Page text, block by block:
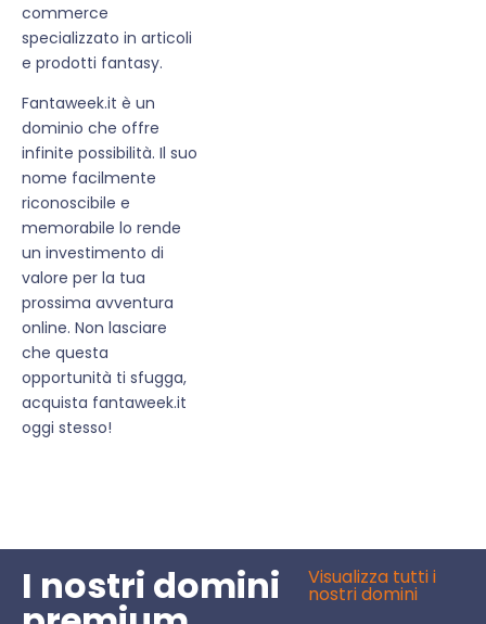
commerce
specializzato in articoli
e prodotti fantasy.
Fantaweek.it è un
dominio che offre
infinite possibilità. Il suo
nome facilmente
riconoscibile e
memorabile lo rende
un investimento di
valore per la tua
prossima avventura
online. Non lasciare
che questa
opportunità ti sfugga,
acquista fantaweek.it
oggi stesso!
I nostri domini Visualizza tutti i
nostri domini